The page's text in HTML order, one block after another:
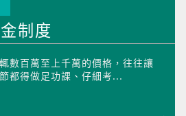
制度
數百萬至上千萬的價格，往往讓
都得做足功課、仔細考...